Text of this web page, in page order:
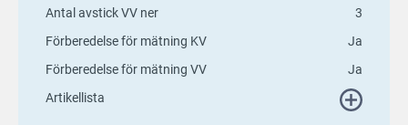
Antal avstick VV ner
3
Förberedelse för mätning KV
Ja
Förberedelse för mätning VV
Ja
Artikellista